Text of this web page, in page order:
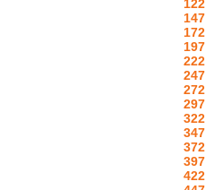
122
147
172
197
222
247
272
297
322
347
372
397
422